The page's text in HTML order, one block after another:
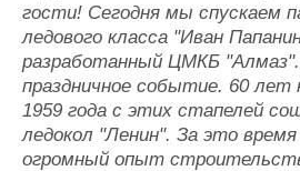
гости! Сегодня мы спускаем
ледового класса "Иван
разработанный ЦМКБ
праздничное событие. 60 лет
1959 года с этих стапелей
ледокол "Ленин". За это
огромный опыт